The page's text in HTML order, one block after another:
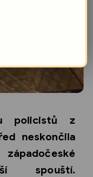
policistů z
neskončila
spouští.